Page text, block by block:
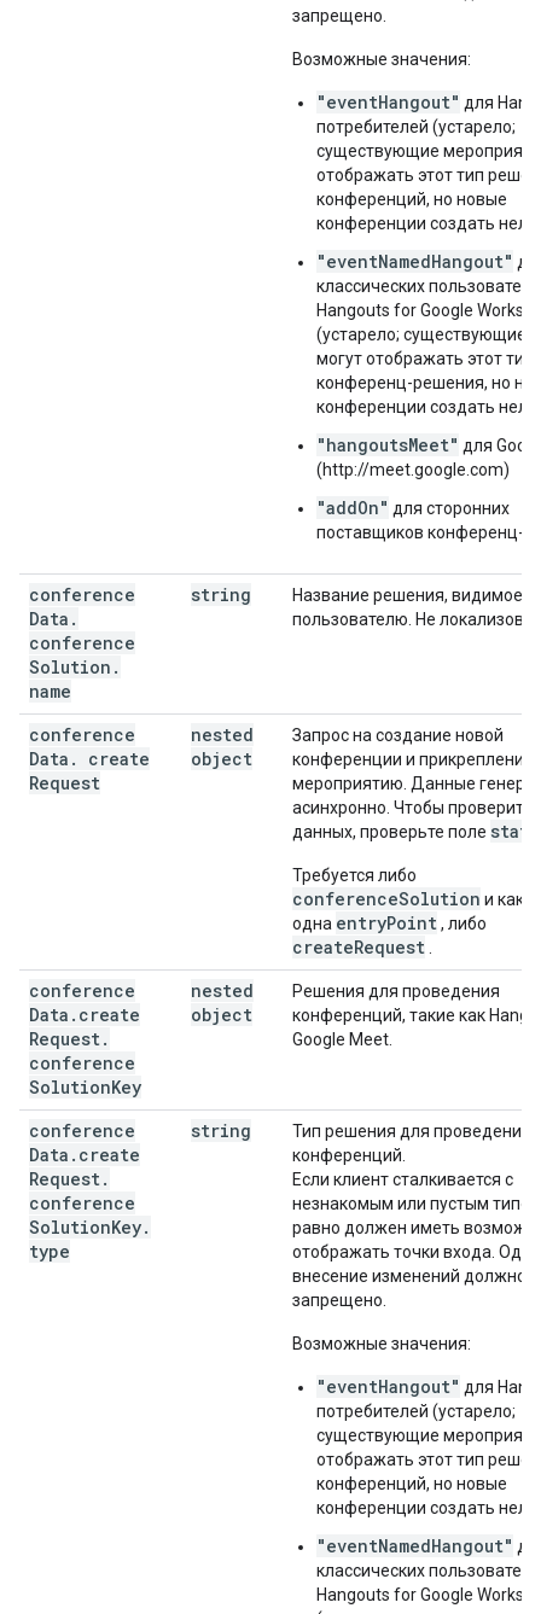
запрещено.
Возможные значения:
"eventHangout" для
потребителей (устарело;
существующие
отображать этот тип
конференций, но новые
конференции создать
"eventNamedHangout"
классических
Hangouts for Google
(устарело; существующие
могут отображать этот тип
конференц-решения, но
конференции создать
"hangoutsMeet" для
(http://meet.google.com)
"addOn" для сторонних
поставщиков конференц-
conference
Data .
conference
Solution .
name
string
Название решения, видимое
пользователю. Не
conference
Data .
create
Request
nested
object
Запрос на создание новой
конференции и прикрепление
мероприятию. Данные
асинхронно. Чтобы проверить
данных, проверьте поле
Требуется либо
conferenceSolution и как
одна entryPoint, либо
createRequest
conference
Data . create
Request.
conference
SolutionKey
nested
object
Решения для проведения
конференций, такие как
Google Meet.
conference
Data . create
Request.
conference
SolutionKey.
type
string
Тип решения для проведения
конференций.
Если клиент сталкивается с
незнакомым или пустым
равно должен иметь
отображать точки входа.
внесение изменений должно
запрещено.
Возможные значения:
"eventHangout" для
потребителей (устарело;
существующие
отображать этот тип
конференций, но новые
конференции создать
"eventNamedHangout"
классических
Hangouts for Google